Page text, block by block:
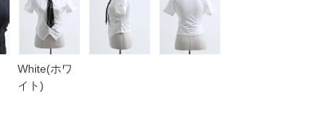
White(ホワ
イト)